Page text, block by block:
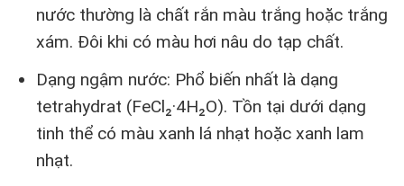
nước thường là chất rắn màu trắng hoặc trắng
xám. Đôi khi có màu hơi nâu do tạp chất.
Dạng ngậm nước: Phổ biến nhất là dạng
tetrahydrat (FeCl₂·4H₂O). Tồn tại dưới dạng
tinh thể có màu xanh lá nhạt hoặc xanh lam
nhạt.